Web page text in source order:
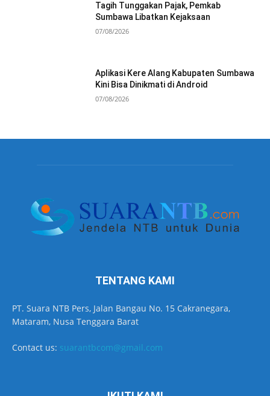
Tagih Tunggakan Pajak, Pemkab
Sumbawa Libatkan Kejaksaan
07/08/2026
Aplikasi Kere Alang Kabupaten Sumbawa
Kini Bisa Dinikmati di Android
07/08/2026
TENTANG KAMI
PT. Suara NTB Pers, Jalan Bangau No. 15 Cakranegara,
Mataram, Nusa Tenggara Barat
Contact us: suarantbcom@gmail.com